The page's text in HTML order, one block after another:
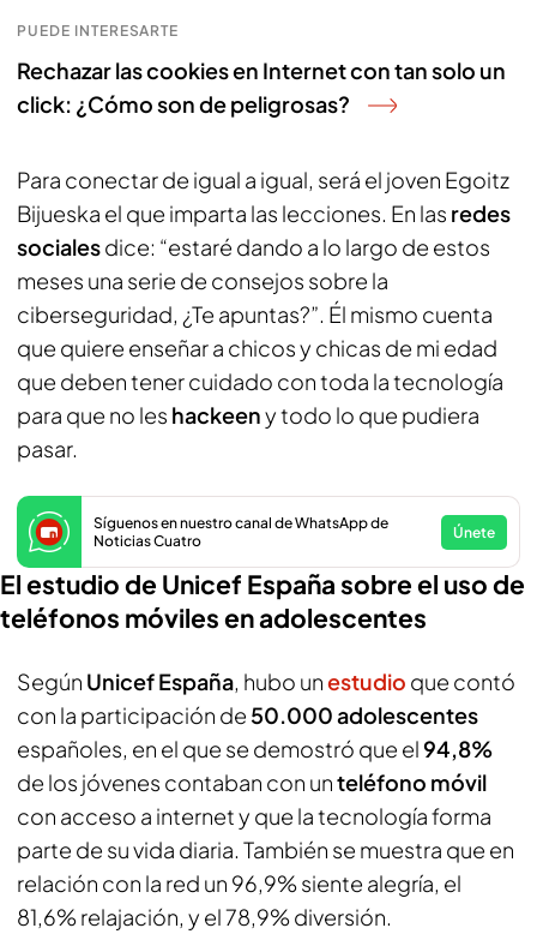
PUEDE INTERESARTE
Rechazar las cookies en Internet con tan solo un
click: ¿Cómo son de peligrosas?
Para conectar de igual a igual, será el joven Egoitz
Bijueska el que imparta las lecciones. En las redes
socialesdice: “estaré dando a lo largo de estos
meses una serie de consejos sobre la
ciberseguridad, ¿Te apuntas?”. Él mismo cuenta
que quiere enseñar a chicos y chicas de mi edad
que deben tener cuidado con toda la tecnología
para que no les hackeeny todo lo que pudiera
pasar.
Síguenos en nuestro canal de WhatsApp de
Noticias Cuatro
Únete
El estudio de Unicef España sobre el uso de
teléfonos móviles en adolescentes
Según Unicef España, hubo unestudio que contó
con la participación de 50.000 adolescentes
españoles, en el que se demostró que el94,8%
de los jóvenes contaban con unteléfono móvil
con acceso a internet y que la tecnología forma
parte de su vida diaria. También se muestra que en
relación con la red un 96,9% siente alegría, el
81,6% relajación, y el 78,9% diversión.